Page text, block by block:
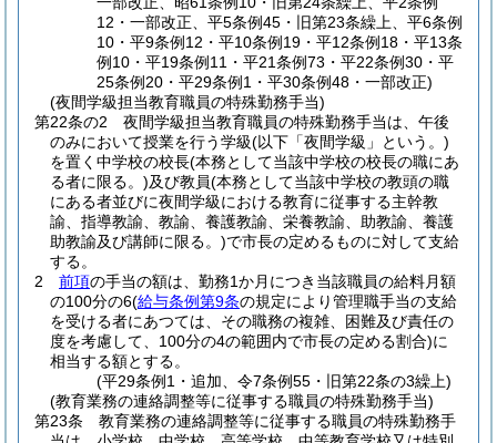
12・一部改正、平5条例45・旧第23条繰上、平6条例
10・平9条例12・平10条例19・平12条例18・平13条
例10・平19条例11・平21条例73・平22条例30・平
25条例20・平29条例1・平30条例48・一部改正)
(夜間学級担当教育職員の特殊勤務手当)
第22条の2
夜間学級担当教育職員の特殊勤務手当は、午後
のみにおいて授業を行う学級(以下「夜間学級」という。)
を置く中学校の校長(本務として当該中学校の校長の職にあ
る者に限る。)及び教員(本務として当該中学校の教頭の職
にある者並びに夜間学級における教育に従事する主幹教
諭、指導教諭、教諭、養護教諭、栄養教諭、助教諭、養護
助教諭及び講師に限る。)で市長の定めるものに対して支給
する。
2
前項の手当の額は、勤務1か月につき当該職員の給料月額
の100分の6(給与条例第9条の規定により管理職手当の支給
を受ける者にあつては、その職務の複雑、困難及び責任の
度を考慮して、100分の4の範囲内で市長の定める割合)に
相当する額とする。
(平29条例1・追加、令7条例55・旧第22条の3繰上)
(教育業務の連絡調整等に従事する職員の特殊勤務手当)
第23条
教育業務の連絡調整等に従事する職員の特殊勤務手